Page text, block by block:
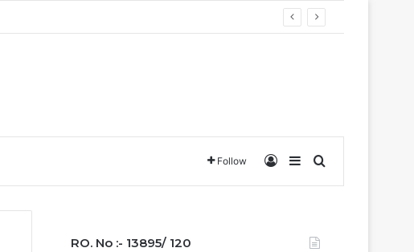
Follow Log InSidebar
RO. No :- 13895/ 120